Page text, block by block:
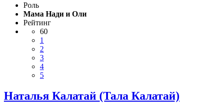
Роль
Мама Нади и Оли
Рейтинг
60
1
2
3
4
5
Наталья Калатай (Тала Калатай)